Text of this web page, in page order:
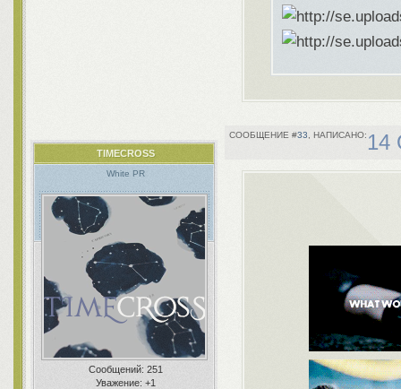
33 14
TIMECROSS
White PR
Сообщений: 251
Уважение: +1